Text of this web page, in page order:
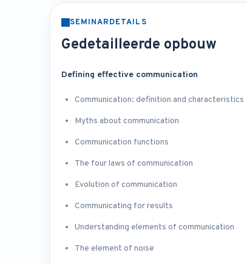
SEMINARDETAILS
Gedetailleerde opbouw
Defining effective communication
Communication: definition and characteristics
Myths about communication
Communication functions
The four laws of communication
Evolution of communication
Communicating for results
Understanding elements of communication
The element of noise